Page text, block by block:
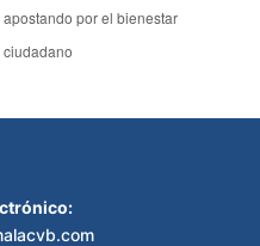
apostando por el bienestar
ciudadano